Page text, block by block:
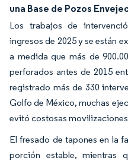
una Base de Pozos
Los trabajos de
ingresos de 2025 y se están
a medida que más de
perforados antes de 2015
registrado más de 330
Golfo de México, muchas
evitó costosas
El fresado de tapones en la
porción estable, mientras